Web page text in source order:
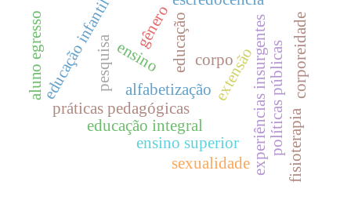
educação corpo
ensino
pesquisa extensão
práticas pedagógicas experiências insurgentes
educação infantil
educação integral políticas públicas
ensino superior
aluno egresso
fisioterapia
alfabetização
gênero
sexualidade
corporeidade